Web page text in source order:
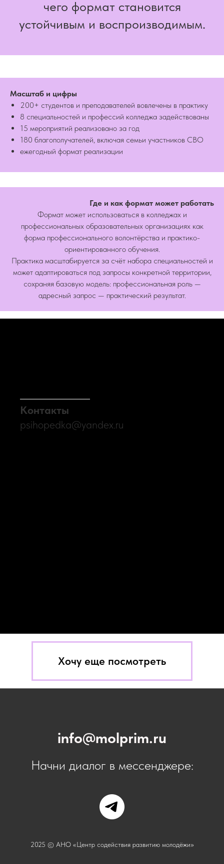
чего формат становится
устойчивым и воспроизводимым.
Масштаб и цифры
200+ студентов и преподавателей вовлечены в практику
8 специальностей и профессий колледжа задействованы
15 мероприятий реализовано за год
180 благополучателей, включая семьи участников СВО
ежегодный формат реализации
Где и как формат может работать
Формат может использоваться в колледжах и
профессиональных образовательных организациях как
форма профессионального волонтёрства и практико-
ориентированного обучения.
Практика масштабируется за счёт набора специальностей и
может адаптироваться под запросы конкретной территории,
сохраняя базовую модель: профессиональная роль —
адресный запрос — практический результат.
Контакты
psihopedka@yandex.ru
Хочу еще посмотреть
info@molprim.ru
Начни диалог в мессенджере:
2025 © АНО «Центр содействия развитию молодёжи»